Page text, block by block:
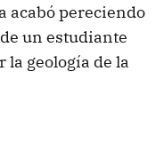
acabó pereciendo
un estudiante
geología de la